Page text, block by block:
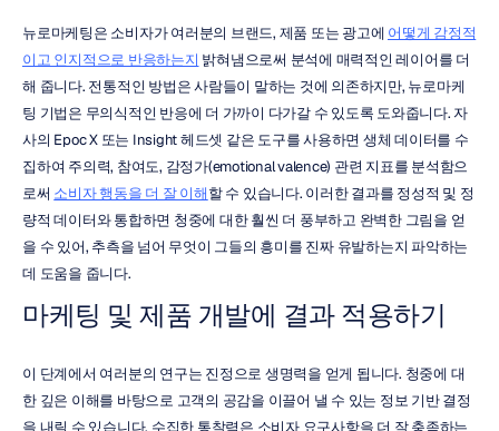
뉴로마케팅은 소비자가 여러분의 브랜드, 제품 또는 광고에 어떻게 감정적
이고 인지적으로 반응하는지 밝혀냄으로써 분석에 매력적인 레이어를 더
해 줍니다. 전통적인 방법은 사람들이 말하는 것에 의존하지만, 뉴로마케
팅 기법은 무의식적인 반응에 더 가까이 다가갈 수 있도록 도와줍니다. 자
사의 Epoc X 또는 Insight 헤드셋 같은 도구를 사용하면 생체 데이터를 수
집하여 주의력, 참여도, 감정가(emotional valence) 관련 지표를 분석함으
로써 소비자 행동을 더 잘 이해할 수 있습니다. 이러한 결과를 정성적 및 정
량적 데이터와 통합하면 청중에 대한 훨씬 더 풍부하고 완벽한 그림을 얻
을 수 있어, 추측을 넘어 무엇이 그들의 흥미를 진짜 유발하는지 파악하는
데 도움을 줍니다.
마케팅 및 제품 개발에 결과 적용하기
이 단계에서 여러분의 연구는 진정으로 생명력을 얻게 됩니다. 청중에 대
한 깊은 이해를 바탕으로 고객의 공감을 이끌어 낼 수 있는 정보 기반 결정